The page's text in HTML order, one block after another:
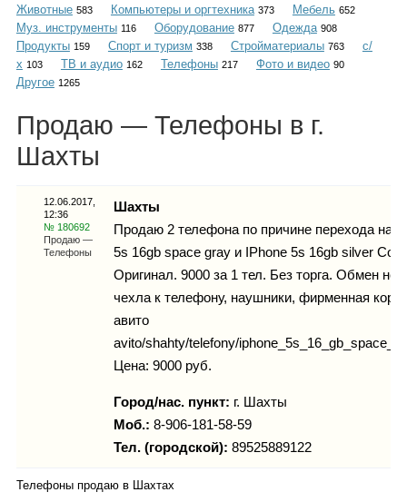
Объявления
Гороскоп
Карты
Фотогалерея
Животные 583 Компьютеры и оргтехника 373 Мебель 652
Муз. инструменты 116 Оборудование 877 Одежда 908
Продукты 159 Спорт и туризм 338 Стройматериалы 763
с/
х 103 ТВ и аудио 162 Телефоны 217 Фото и видео 90
Другое 1265
Продаю — Телефоны в г.
Шахты
12.06.2017,
12:36
№ 180692
Продаю —
Телефоны
Шахты
Продаю 2 телефона по причине перехода на
5s 16gb space gray и IPhone 5s 16gb silver
Оригинал. 9000 за 1 тел. Без торга. Обмен не
чехла к телефону, наушники, фирменная
авито
avito/shahty/telefony/
Цена: 9000 руб.
Город/нас. пункт: г. Шахты
Моб.: 8-906-181-58-59
Тел. (городской): 89525889122
Телефоны продаю в Шахтах